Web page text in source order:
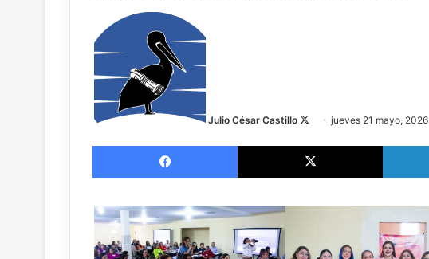
Julio César Castillo jueves 21 mayo, 2026
Facebook X